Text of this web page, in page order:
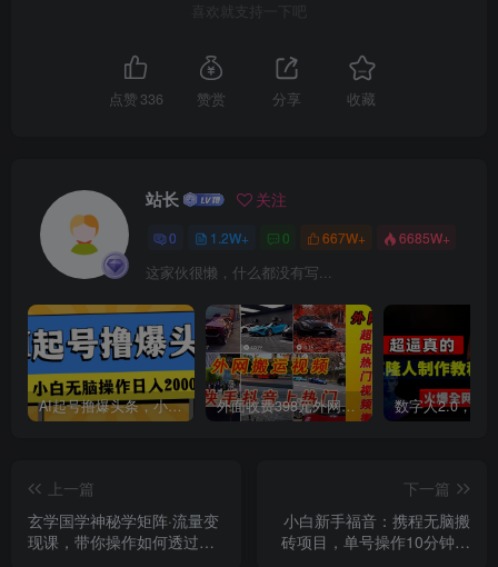
喜欢就支持一下吧
点赞 336 赞赏 分享 收藏
站长 关注
0 1.2W+ 0 667W+ 6685W+
这家伙很懒，什么都没有写...
AI起号撸爆头条，小白也能操作，日入2000+ 外面收费398元外网超跑豪车汽车视频搬运至快手抖音上热门项目
上一篇
玄学国学神秘学矩阵·流量变
现课，带你操作如何透过强
下一篇
小白新手福音：携程无脑搬
砖项目，单号操作10分钟收